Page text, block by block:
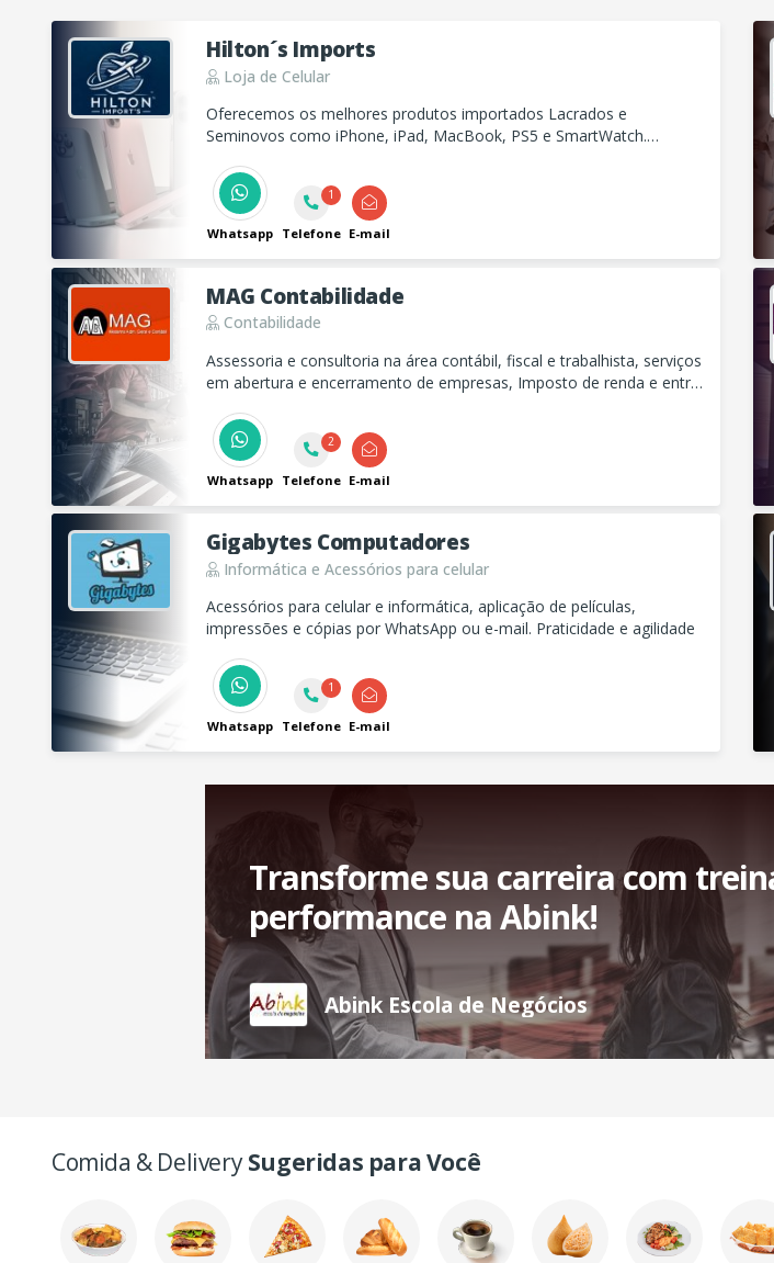
Hilton´s Imports
Loja de Celular
Oferecemos os melhores produtos importados Lacrados e
Seminovos como iPhone, iPad, MacBook, PS5 e SmartWatch.
Whatsapp
1
Telefone E-mail
MAG Contabilidade
Contabilidade
Assessoria e consultoria na área contábil, fiscal e trabalhista, serviços
em abertura e encerramento de empresas, Imposto de renda e entre
Whatsapp
2
Telefone E-mail
Gigabytes Computadores
Informática e Acessórios para celular
Acessórios para celular e informática, aplicação de películas,
impressões e cópias por WhatsApp ou e-mail. Praticidade e agilidade
Whatsapp
1
Telefone E-mail
Transforme sua carreira com
performance na Abink!
Abink Escola de Negócios
Comida & DeliverySugeridas para Você